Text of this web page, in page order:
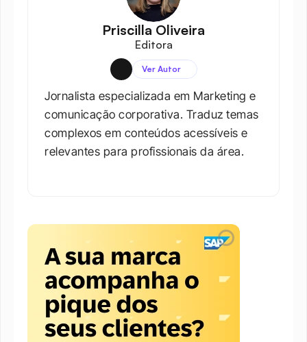
Priscilla Oliveira
Editora
Ver Autor
Jornalista especializada em Marketing e
comunicação corporativa. Traduz temas
complexos em conteúdos acessíveis e
relevantes para profissionais da área.​